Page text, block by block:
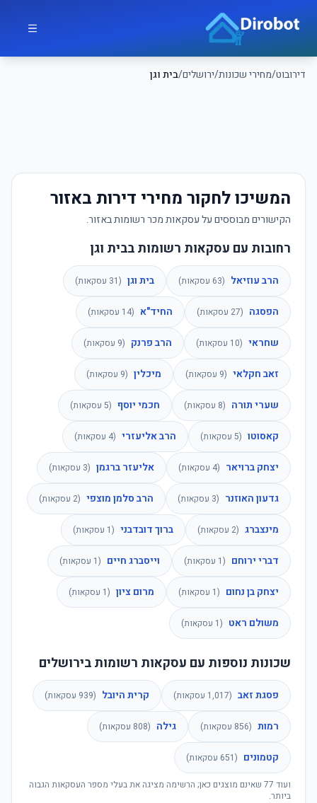
דירובוט/מחירי שכונות/ירושלים/בית וגן
דירובוט
המשיכו לחקור מחירי דירות באזור
הקישורים מבוססים על עסקאות מכר רשומות באזור.
רחובות עם עסקאות רשומות בבית וגן
הרב עוזיאל (
63 עסקאות) בית וגן (
31 עסקאות)
הפסגה (
27 עסקאות) החיד"א (
14 עסקאות)
שחראי (
10 עסקאות) הרב פרנק (
9 עסקאות)
זאב חקלאי (
9 עסקאות) מיכלין (
9 עסקאות)
שערי תורה (
8 עסקאות) חכמי יוסף (
5 עסקאות)
קאסוטו (
5 עסקאות) הרב אליעזרי (
4 עסקאות)
יצחק ברויאר (
4 עסקאות) אליעזר ברגמן (
3 עסקאות)
גדעון האוזנר (
3 עסקאות) הרב סלמן מוצפי (
2 עסקאות)
מינצברג (
2 עסקאות) ברוך דובדבני (
1 עסקאות)
דברי ירוחם (
1 עסקאות) וייסברג חיים (
1 עסקאות)
יצחק בן נחום (
1 עסקאות) מרום ציון (
1 עסקאות)
משולם ראט (
1 עסקאות)
שכונות נוספות עם עסקאות רשומות בירושלים
פסגת זאב (
1,017 עסקאות) קרית היובל (
939 עסקאות)
רמות (
856 עסקאות) גילה (
808 עסקאות)
קטמונים (
651 עסקאות)
ועוד 77 שאינם מוצגים כאן; הרשימה מציגה את בעלי מספר העסקאות הגבוה
ביותר.